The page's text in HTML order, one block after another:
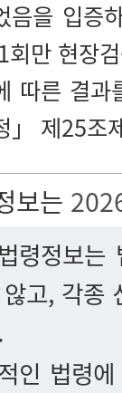
음을 입증
회만 현장
따른 결과
」 제25조
보는
령정보
고, 각종
인 법령